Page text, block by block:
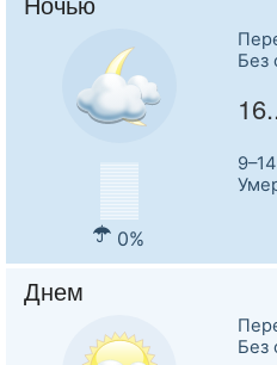
0%
Без
Днем
Без